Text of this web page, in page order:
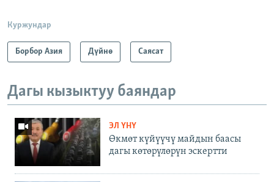
Куржундар
Борбор Азия Дүйнө Саясат
Дагы кызыктуу баяндар
ЭЛ ҮНҮ
Өкмөт күйүүчү майдын баасы
дагы көтөрүлөрүн эскертти